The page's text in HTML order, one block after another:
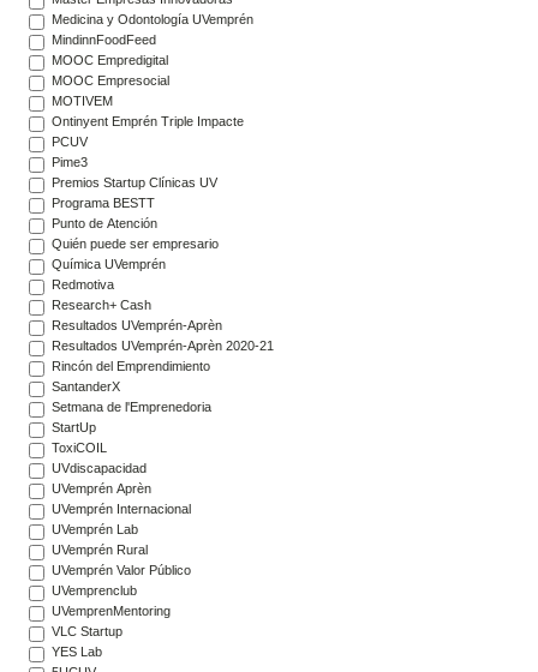
Medicina y Odontología UVemprén
MindinnFoodFeed
MOOC Empredigital
MOOC Empresocial
MOTIVEM
Ontinyent Emprén Triple Impacte
PCUV
Pime3
Premios Startup Clínicas UV
Programa BESTT
Punto de Atención
Quién puede ser empresario
Química UVemprén
Redmotiva
Research+ Cash
Resultados UVemprén-Aprèn
Resultados UVemprén-Aprèn 2020-21
Rincón del Emprendimiento
SantanderX
Setmana de l'Emprenedoria
StartUp
ToxiCOIL
UVdiscapacidad
UVemprén Aprèn
UVemprén Internacional
UVemprén Lab
UVemprén Rural
UVemprén Valor Público
UVemprenclub
UVemprenMentoring
VLC Startup
YES Lab